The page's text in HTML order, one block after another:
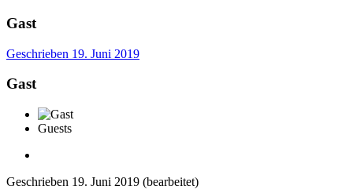
Gast
Geschrieben 19. Juni 2019
Gast
Guests
Geschrieben 19. Juni 2019 (bearbeitet)